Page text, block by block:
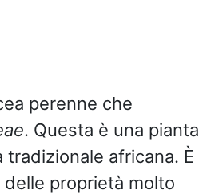
perenne che
. Questa è una pianta
africana. È
delle proprietà molto